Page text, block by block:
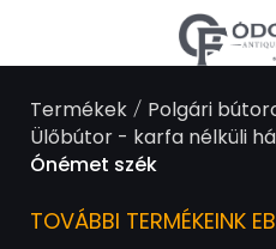
Termékek/ Polgári
Ülőbútor - karfa nélküli
Ónémet szék
TOVÁBBI TERMÉKEINK